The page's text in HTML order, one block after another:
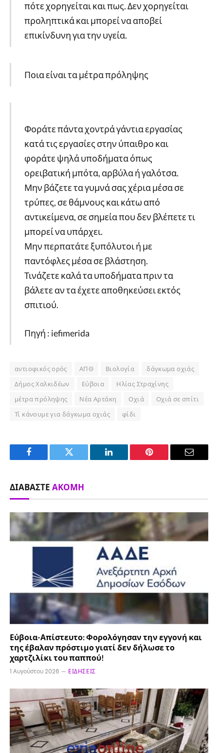
πότε χορηγείται και πως. Δεν χορηγείται
προληπτικά και μπορεί να αποβεί
επικίνδυνη για την υγεία.
Ποια είναι τα μέτρα πρόληψης
Φοράτε πάντα χοντρά γάντια εργασίας
κατά τις εργασίες στην ύπαιθρο και
φοράτε ψηλά υποδήματα όπως
ορειβατική μπότα, αρβύλα ή γαλότσα.
Μην βάζετε τα γυμνά σας χέρια μέσα σε
τρύπες, σε θάμνους και κάτω από
αντικείμενα, σε σημεία που δεν βλέπετε τι
μπορεί να υπάρχει.
Μην περπατάτε ξυπόλυτοι ή με
παντόφλες μέσα σε βλάστηση.
Τινάζετε καλά τα υποδήματα πριν τα
βάλετε αν τα έχετε αποθηκεύσει εκτός
σπιτιού.
Πηγή : iefimerida
αντιοφικός ορός ΑΠΘ Βιολογία
δάγκωμα οχιάς
Δήμος Χαλκιδέων
Εύβοια
Ηλίας Στραχίνης
μέτρα πρόληψης
Νέα Αρτάκη Οχιά
Οχιά σε σπίτι
Τί κάνουμε για δάγκωμα οχιάς
φίδι
Facebook Twitter LinkedIn Pinterest Email
ΔΙΑΒΆΣΤΕ ΑΚΌΜΗ
Εύβοια-Απίστευτο: Φορολόγησαν την εγγονή και
της έβαλαν πρόστιμο γιατί δεν δήλωσε το
χαρτζιλίκι του παππού!
1 Αυγούστου 2026 ΕΙΔΉΣΕΙΣ